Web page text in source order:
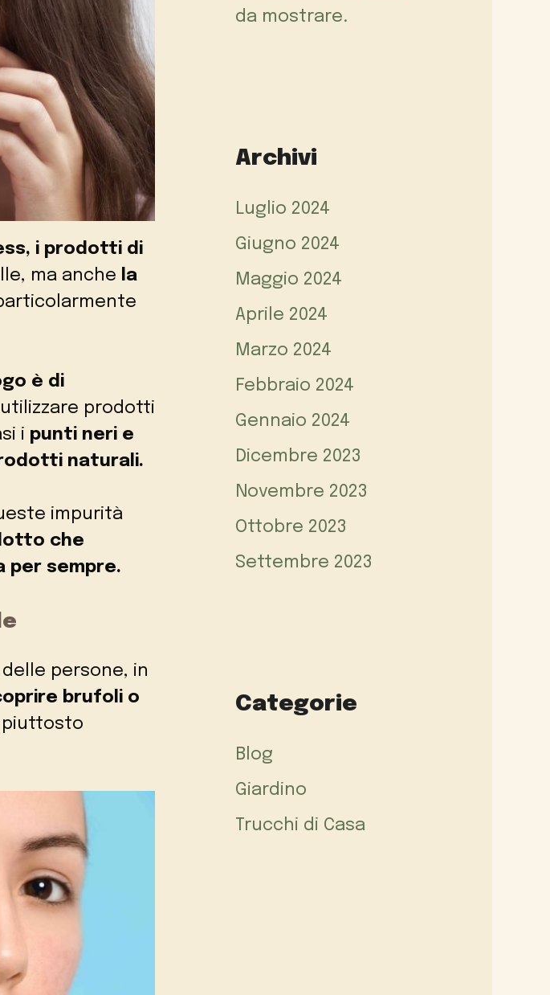
i prodotti di
ma anche
la
è di
prodotti
i punti neri e
naturali.
impurità
che
per sempre.
persone, in
brufoli o
piuttosto
da mostrare.
Archivi
Luglio 2024
Giugno 2024
Maggio 2024
Aprile 2024
Marzo 2024
Febbraio 2024
Gennaio 2024
Dicembre 2023
Novembre 2023
Ottobre 2023
Settembre 2023
Categorie
Blog
Giardino
Trucchi di Casa